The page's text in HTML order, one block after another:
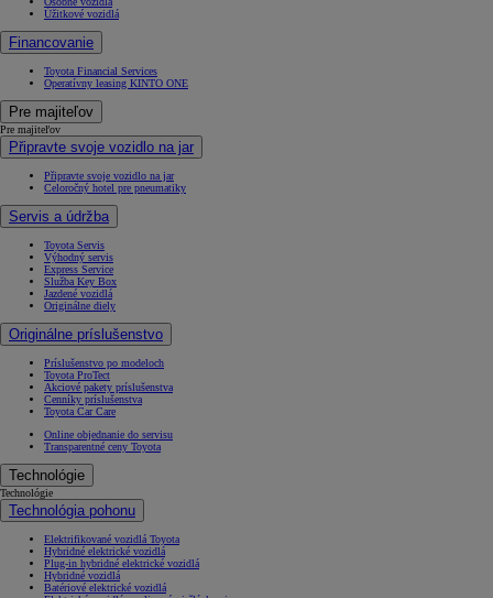
Úžitkové vozidlá
Financovanie
Toyota Financial Services
Operatívny leasing KINTO ONE
Pre majiteľov
Pre majiteľov
Připravte svoje vozidlo na jar
Připravte svoje vozidlo na jar
Celoročný hotel pre pneumatiky
Servis a údržba
Toyota Servis
Výhodný servis
Express Service
Služba Key Box
Jazdené vozidlá
Originálne diely
Originálne príslušenstvo
Príslušenstvo po modeloch
Toyota ProTect
Akciové pakety príslušenstva
Cenníky príslušenstva
Toyota Car Care
Online objednanie do servisu
Transparentné ceny Toyota
Technológie
Technológie
Technológia pohonu
Elektrifikované vozidlá Toyota
Hybridné elektrické vozidlá
Plug-in hybridné elektrické vozidlá
Hybridné vozidlá
Batériové elektrické vozidlá